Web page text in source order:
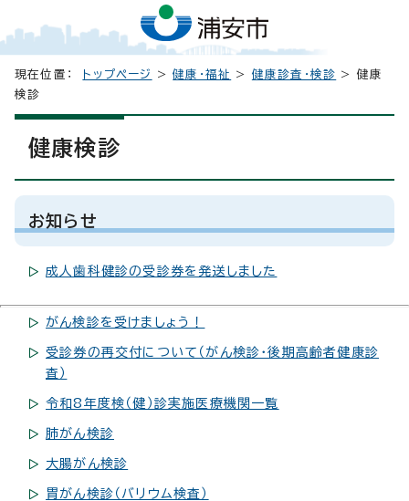
現在位置： トップページ >健康・福祉 > 健康診査・検診 > 健康
検診
健康検診
お知らせ
成人歯科健診の受診券を発送しました
がん検診を受けましょう！
受診券の再交付について（がん検診・後期高齢者健康診
査）
令和8年度検（健）診実施医療機関一覧
肺がん検診
大腸がん検診
胃がん検診（バリウム検査）